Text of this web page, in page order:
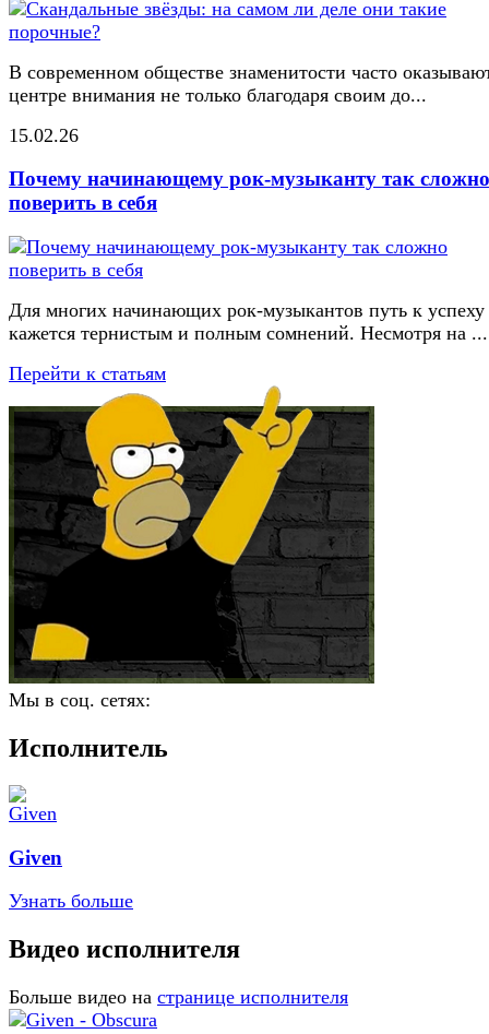
В современном обществе знаменитости часто
центре внимания не только благодаря своим до...
15.02.26
Почему начинающему рок-музыканту так сложно
поверить в себя
Для многих начинающих рок-музыкантов путь к успеху
кажется тернистым и полным сомнений. Несмотря на ...
Перейти к статьям
Мы в соц. сетях:
Исполнитель
Given
Узнать больше
Видео исполнителя
Больше видео на странице исполнителя